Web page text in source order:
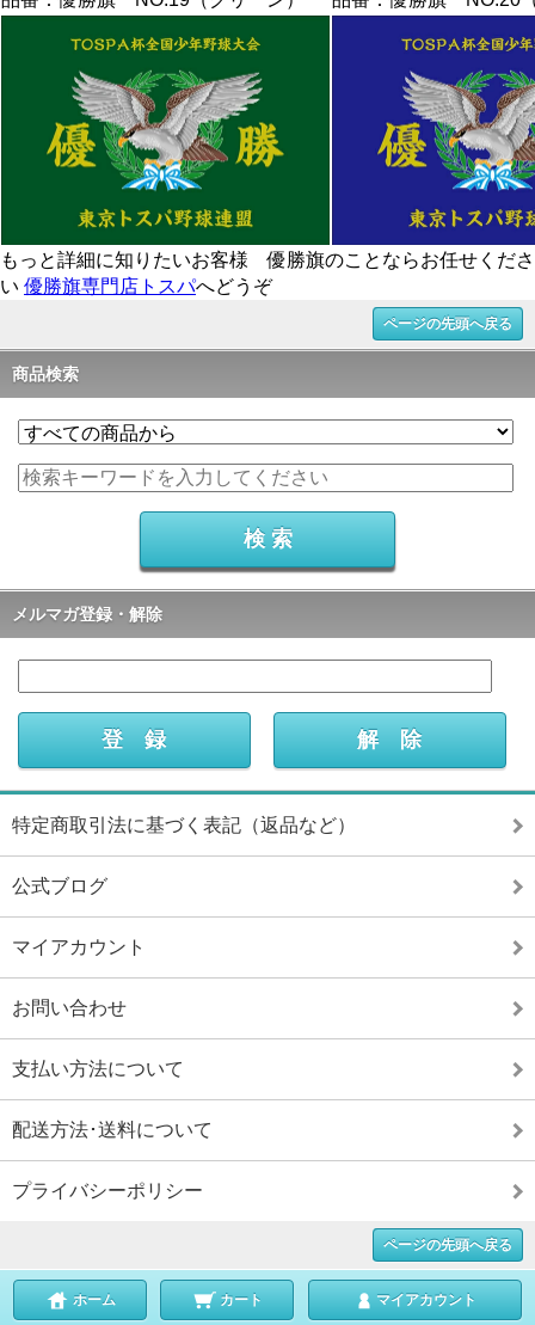
もっと詳細に知りたいお客様 優勝旗のことならお任せくださ
い 優勝旗専門店トスパへどうぞ
ページの先頭へ戻る
商品検索
メルマガ登録・解除
特定商取引法に基づく表記（返品など）
公式ブログ
マイアカウント
お問い合わせ
支払い方法について
配送方法･送料について
プライバシーポリシー
ページの先頭へ戻る
ホーム カート マイアカウント